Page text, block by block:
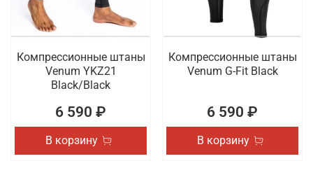
Компрессионные штаны
Venum YKZ21
Black/Black
6 590 ₽
В корзину
Компрессионные штаны
Venum G-Fit Black
6 590 ₽
В корзину